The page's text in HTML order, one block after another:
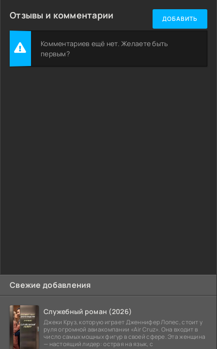
Свежие добавления
Служебный роман (2026)
Джеки Круз, которую играет Дженнифер Лопес, стоит у
руля огромной авиакомпании «Air Cruz». Она входит в
число самых мощных фигур в своей сфере. Эта женщина
— настоящий лидер: острая на язык, с
Отзывы и комментарии ДОБАВИТЬ
Комментариев ещё нет. Желаете быть
первым?